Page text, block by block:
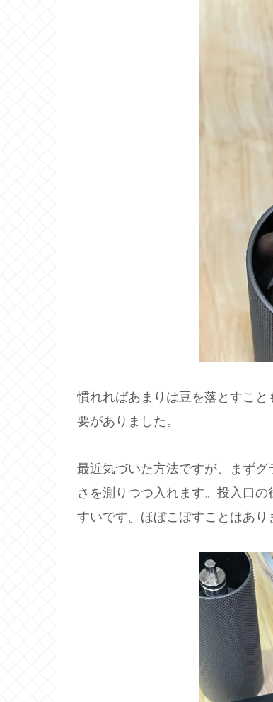
慣れればあまりは豆を落とすこ
要がありました。
最近気づいた方法ですが、まず
さを測りつつ入れます。投入口
すいです。ほぼこぼすことはあり